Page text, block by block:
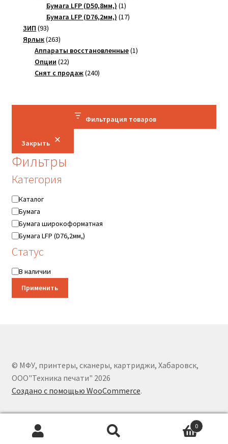
Бумага LFP (D50,8мм,) 11
товар
Бумага LFP (D76,2мм,) 1717
ЗИП 9393
товара
Ярлык 263263
товара
Аппараты восстановленные 11
Опции 2222
товара
Снят с продаж 240240
Фильтрация товаров
Закрыть
Фильтры
Категория
Категория
Каталог
Бумага
Бумага широкоформатная
Бумага LFP (D76,2мм,)
Статус
Статус
В наличии
Применить
© МФУ, принтеры, сканеры, картриджи, Хабаровск,
ООО"Техника печати" 2026
Создано с помощью WooCommerce.
0